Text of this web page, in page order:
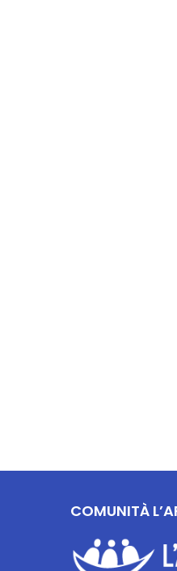
COMUNITÀ